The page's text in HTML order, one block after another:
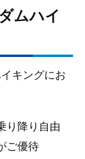
ムハイ
キングにお
り降り自由
ご優待